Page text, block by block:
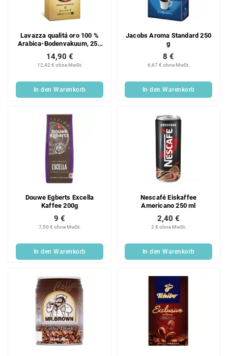
Lavazza qualitá oro 100 %
Arabica-Bodenvakuum, 250
12,42 € ohne MwSt.
14,90 €
In den Warenkorb
Jacobs Aroma Standard 250
g
6,67 € ohne MwSt.
8 €
In den Warenkorb
Douwe Egberts Excella
Kaffee 200g
7,50 € ohne MwSt.
9 €
In den Warenkorb
Nescafé Eiskaffee
Americano 250 ml
2 € ohne MwSt.
2,40 €
In den Warenkorb